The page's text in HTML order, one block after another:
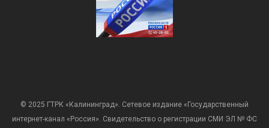
© 2025 ГТРК «Калининград». Сетевое издание «Государственный
интернет-канал «Россия». Свидетельство о регистрации СМИ ЭЛ № ФС